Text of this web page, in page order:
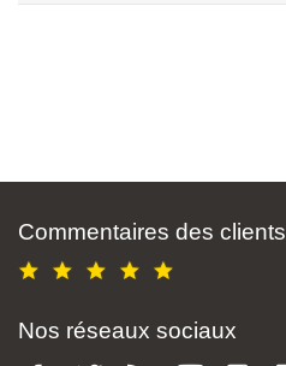
Commentaires des clients
Nos réseaux sociaux